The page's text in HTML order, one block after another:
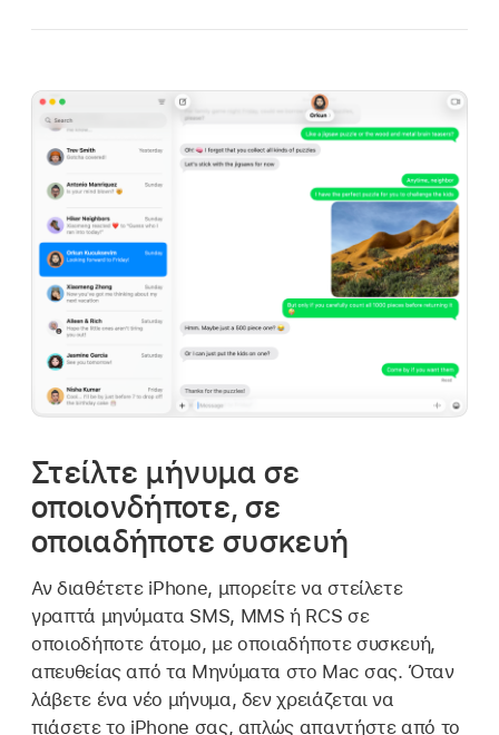
Στείλτε μήνυμα σε
οποιονδήποτε, σε
οποιαδήποτε συσκευή
Αν διαθέτετε iPhone, μπορείτε να στείλετε
γραπτά μηνύματα SMS, MMS ή RCS σε
οποιοδήποτε άτομο, με οποιαδήποτε συσκευή,
απευθείας από τα Μηνύματα στο Mac σας. Όταν
λάβετε ένα νέο μήνυμα, δεν χρειάζεται να
πιάσετε το iPhone σας, απλώς απαντήστε από το